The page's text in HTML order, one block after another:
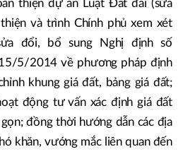
nhà ở xã hội cho công nhân;
tác công tư trong phát triển nhà
tiếp tục phối hợp với các cơ
thiện dự án Luật Đất đai (sửa
và trình Chính phủ xem xét
đổi, bổ sung Nghị định số
5/2014 về phương pháp định